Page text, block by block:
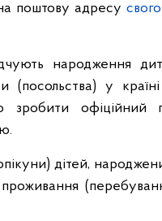
поштову адресу
народження
(посольства) у
зробити
дітей,